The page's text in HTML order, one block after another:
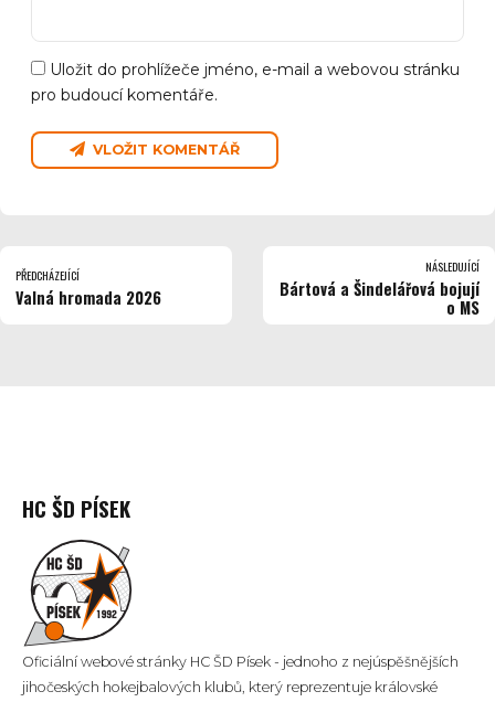
Uložit do prohlížeče jméno, e-mail a webovou stránku
pro budoucí komentáře.
VLOŽIT KOMENTÁŘ
PŘEDCHÁZEJÍCÍ
Valná hromada 2026
NÁSLEDUJÍCÍ
Bártová a Šindelářová bojují
o MS
HC ŠD PÍSEK
Oficiální webové stránky HC ŠD Písek - jednoho z nejúspěšnějších
jihočeských hokejbalových klubů, který reprezentuje královské